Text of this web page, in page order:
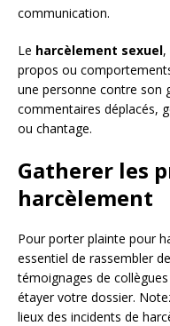
communication.
Le harcèlement sexuel,
propos ou
une personne contre son
commentaires déplacés,
ou chantage.
Gatherer les
harcèlement
Pour porter plainte pour
essentiel de rassembler
témoignages de
étayer votre dossier.
lieux des incidents de